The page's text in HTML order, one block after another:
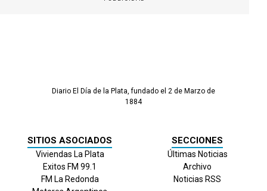
Diario El Día de la Plata, fundado el 2 de Marzo de
1884
SITIOS ASOCIADOS
Viviendas La Plata
Exitos FM 99.1
FM La Redonda
SECCIONES
Últimas Noticias
Archivo
Noticias RSS